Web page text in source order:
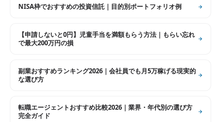
NISA枠でおすすめの投資信託｜目的別ポートフォリオ例
【申請しないと0円】児童手当を満額もらう方法｜もらい忘れ
で最大200万円の損
副業おすすめランキング2026｜会社員でも月5万稼げる現実的
な選び方
転職エージェントおすすめ比較2026｜業界・年代別の選び方
完全ガイド